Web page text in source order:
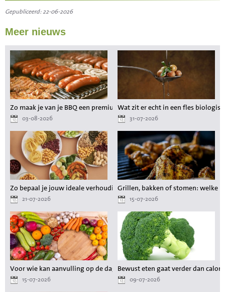
Gepubliceerd: 22-06-2026
Meer nieuws
Zo maak je van je BBQ een premium maaltijd zonder gedoe
03-08-2026
Wat zit er echt in een fles
31-07-2026
Zo bepaal je jouw ideale verhouding aan voedingsstoffen tijdens het
21-07-2026
Grillen, bakken of stomen: welke
15-07-2026
Voor wie kan aanvulling op de dagelijkse voeding waardevol zijn?
15-07-2026
Bewust eten gaat verder dan
09-07-2026